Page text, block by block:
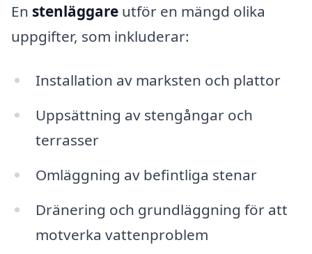
En stenläggare utför en mängd olika
uppgifter, som inkluderar:
Installation av marksten och plattor
Uppsättning av stengångar och
terrasser
Omläggning av befintliga stenar
Dränering och grundläggning för att
motverka vattenproblem